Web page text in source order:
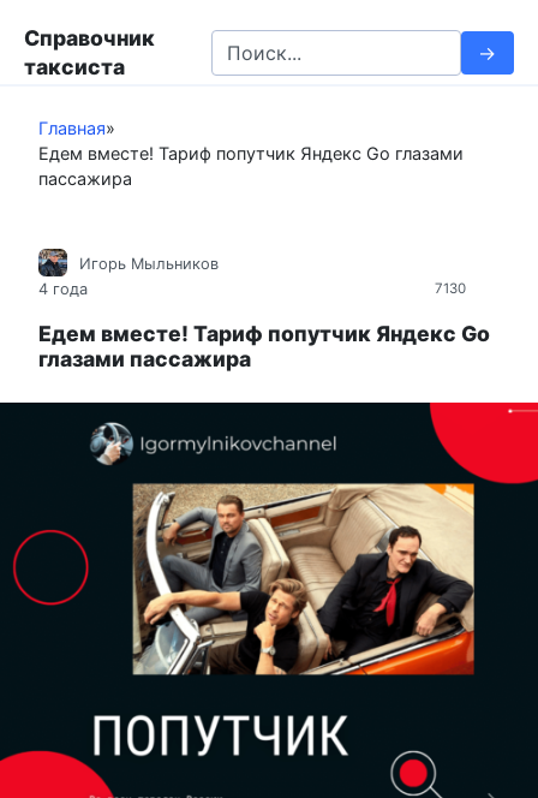
Справочник
таксиста
e
c
r
Главная»
Едем вместе! Тариф попутчик Яндекс Go глазами
пассажира
7130
Игорь Мыльников
4 года
Едем вместе! Тариф попутчик Яндекс Go
глазами пассажира